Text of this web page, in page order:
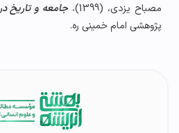
مصباح یزدی، (1399)، جامعه و تاریخ
پژوهشی امام خمینی ره.